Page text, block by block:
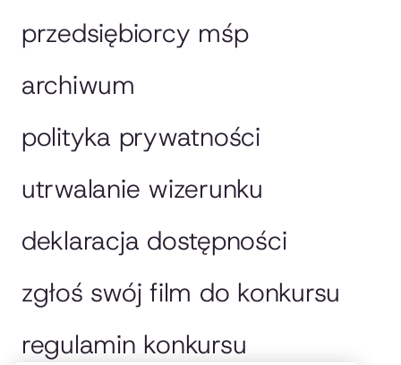
przedsiębiorcy mśp
archiwum
polityka prywatności
utrwalanie wizerunku
deklaracja dostępności
zgłoś swój film do konkursu
regulamin konkursu